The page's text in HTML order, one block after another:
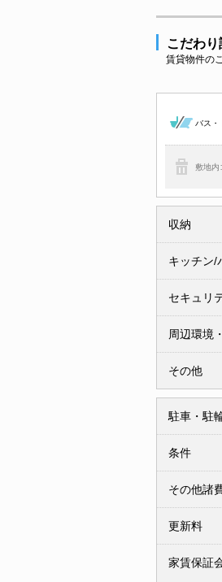
こだわ
賃貸物件の
バス・
敷地内
収納
キッチン/
セキュリ
周辺環境
その他
駐車・駐
条件
その他諸
更新料
家賃保証